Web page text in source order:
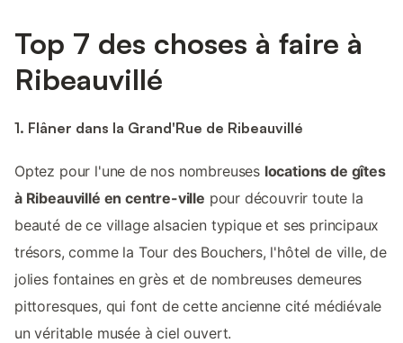
Top 7 des choses à faire à
Ribeauvillé
1. Flâner dans la Grand'Rue de Ribeauvillé
Optez pour l'une de nos nombreuses locations de gîtes
à Ribeauvillé en centre-ville pour découvrir toute la
beauté de ce village alsacien typique et ses principaux
trésors, comme la Tour des Bouchers, l'hôtel de ville, de
jolies fontaines en grès et de nombreuses demeures
pittoresques, qui font de cette ancienne cité médiévale
un véritable musée à ciel ouvert.